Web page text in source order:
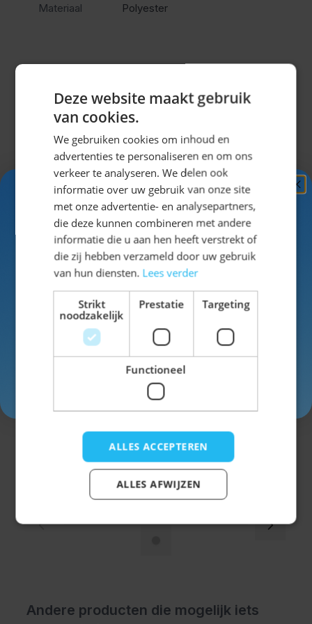
look en ben jij helemaal klaar om in stijl te
Materiaal Polyester
Misschien vind je dit ook leuk?
Navigeren door de elementen van de carrousel is
Druk om carrousel over te slaan
Druk op om naar carrouselnavigatie te gaan
Andere producten die mogelijk iets
Deze website maakt gebruik
van cookies.
We gebruiken cookies om inhoud en
advertenties te personaliseren en om ons
verkeer te analyseren. We delen ook
informatie over uw gebruik van onze site
met onze advertentie- en analysepartners,
die deze kunnen combineren met andere
informatie die u aan hen heeft verstrekt of
die zij hebben verzameld door uw gebruik
van hun diensten. Lees verder
Strikt
noodzakelijk
Prestatie Targeting
Functioneel
ALLES ACCEPTEREN
ALLES AFWIJZEN
Ontvang5%
KORTING!
Schrijf je nuin voor de nieuwsbrief en ontvang toegang
tot exclusieve kortingen!
Voor- en achternaam
Inschrijven